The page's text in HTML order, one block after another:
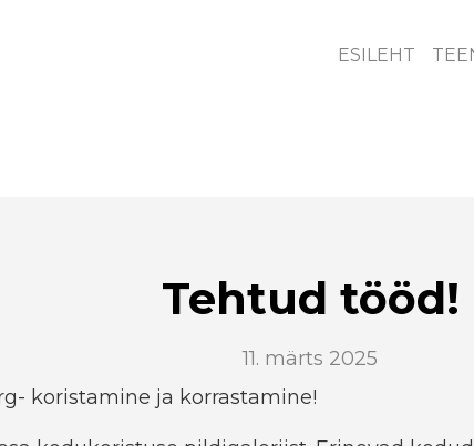
ESILEHT
Tehtud tööd!
11. märts 2025
koristamine ja korrastamine!